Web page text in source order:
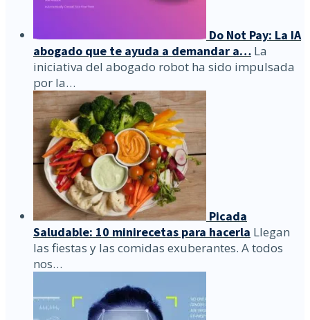
Do Not Pay: La IA
abogado que te ayuda a demandar a… La
iniciativa del abogado robot ha sido impulsada
por la…
Picada
Saludable: 10 minirecetas para hacerla Llegan
las fiestas y las comidas exuberantes. A todos
nos…